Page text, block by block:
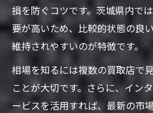
車買取で利益を最大
車買取タイミングに
損を防ぐコツです。茨城県内で
要が高いため、比較的状態の良
維持されやすいのが特徴です。
相場を知るには複数の買取店で
ことが大切です。さらに、イン
ービスを活用すれば、最新の市